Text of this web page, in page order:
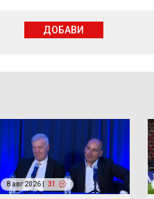
ДОБАВИ
8 авг 2026 | 31